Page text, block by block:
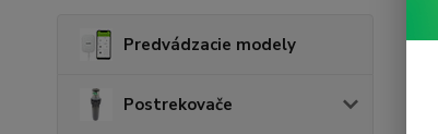
Predvádzacie modely
Postrekovače